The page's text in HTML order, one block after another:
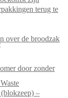
terug te
over de broodzak
door zonder
–